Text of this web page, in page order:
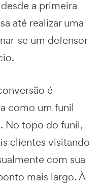
a primeira
até realizar uma
se um defensor
é
como um funil
No topo do funil,
clientes visitando
com sua
mais largo. À